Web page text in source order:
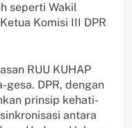
seperti Wakil
Komisi III DPR
RUU KUHAP
DPR, dengan
prinsip kehati-
antara